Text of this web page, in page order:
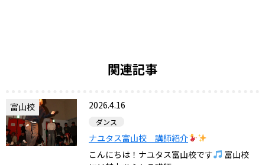
関連記事
富山校 2026.4.16
ダンス
ナユタス富山校 講師紹介
こんにちは！ナユタス富山校です
富山校